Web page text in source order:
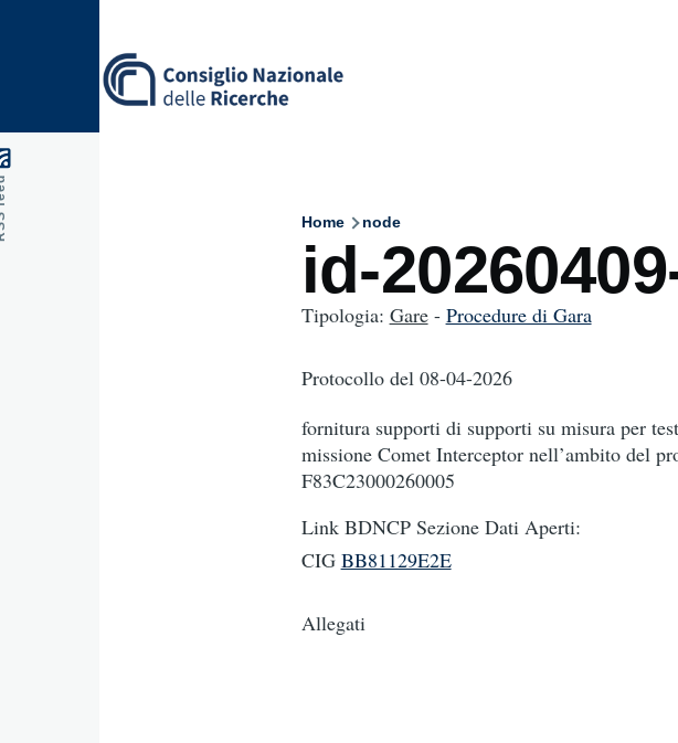
Breadcrumb
Home node
id-
Tipologia: Gare- Procedure di Gara
Protocollo del 08-04-2026
fornitura supporti di supporti su misura per
missione Comet Interceptor nell’ambito del
F83C23000260005
Link BDNCP Sezione Dati Aperti:
CIG BB81129E2E
Allegati